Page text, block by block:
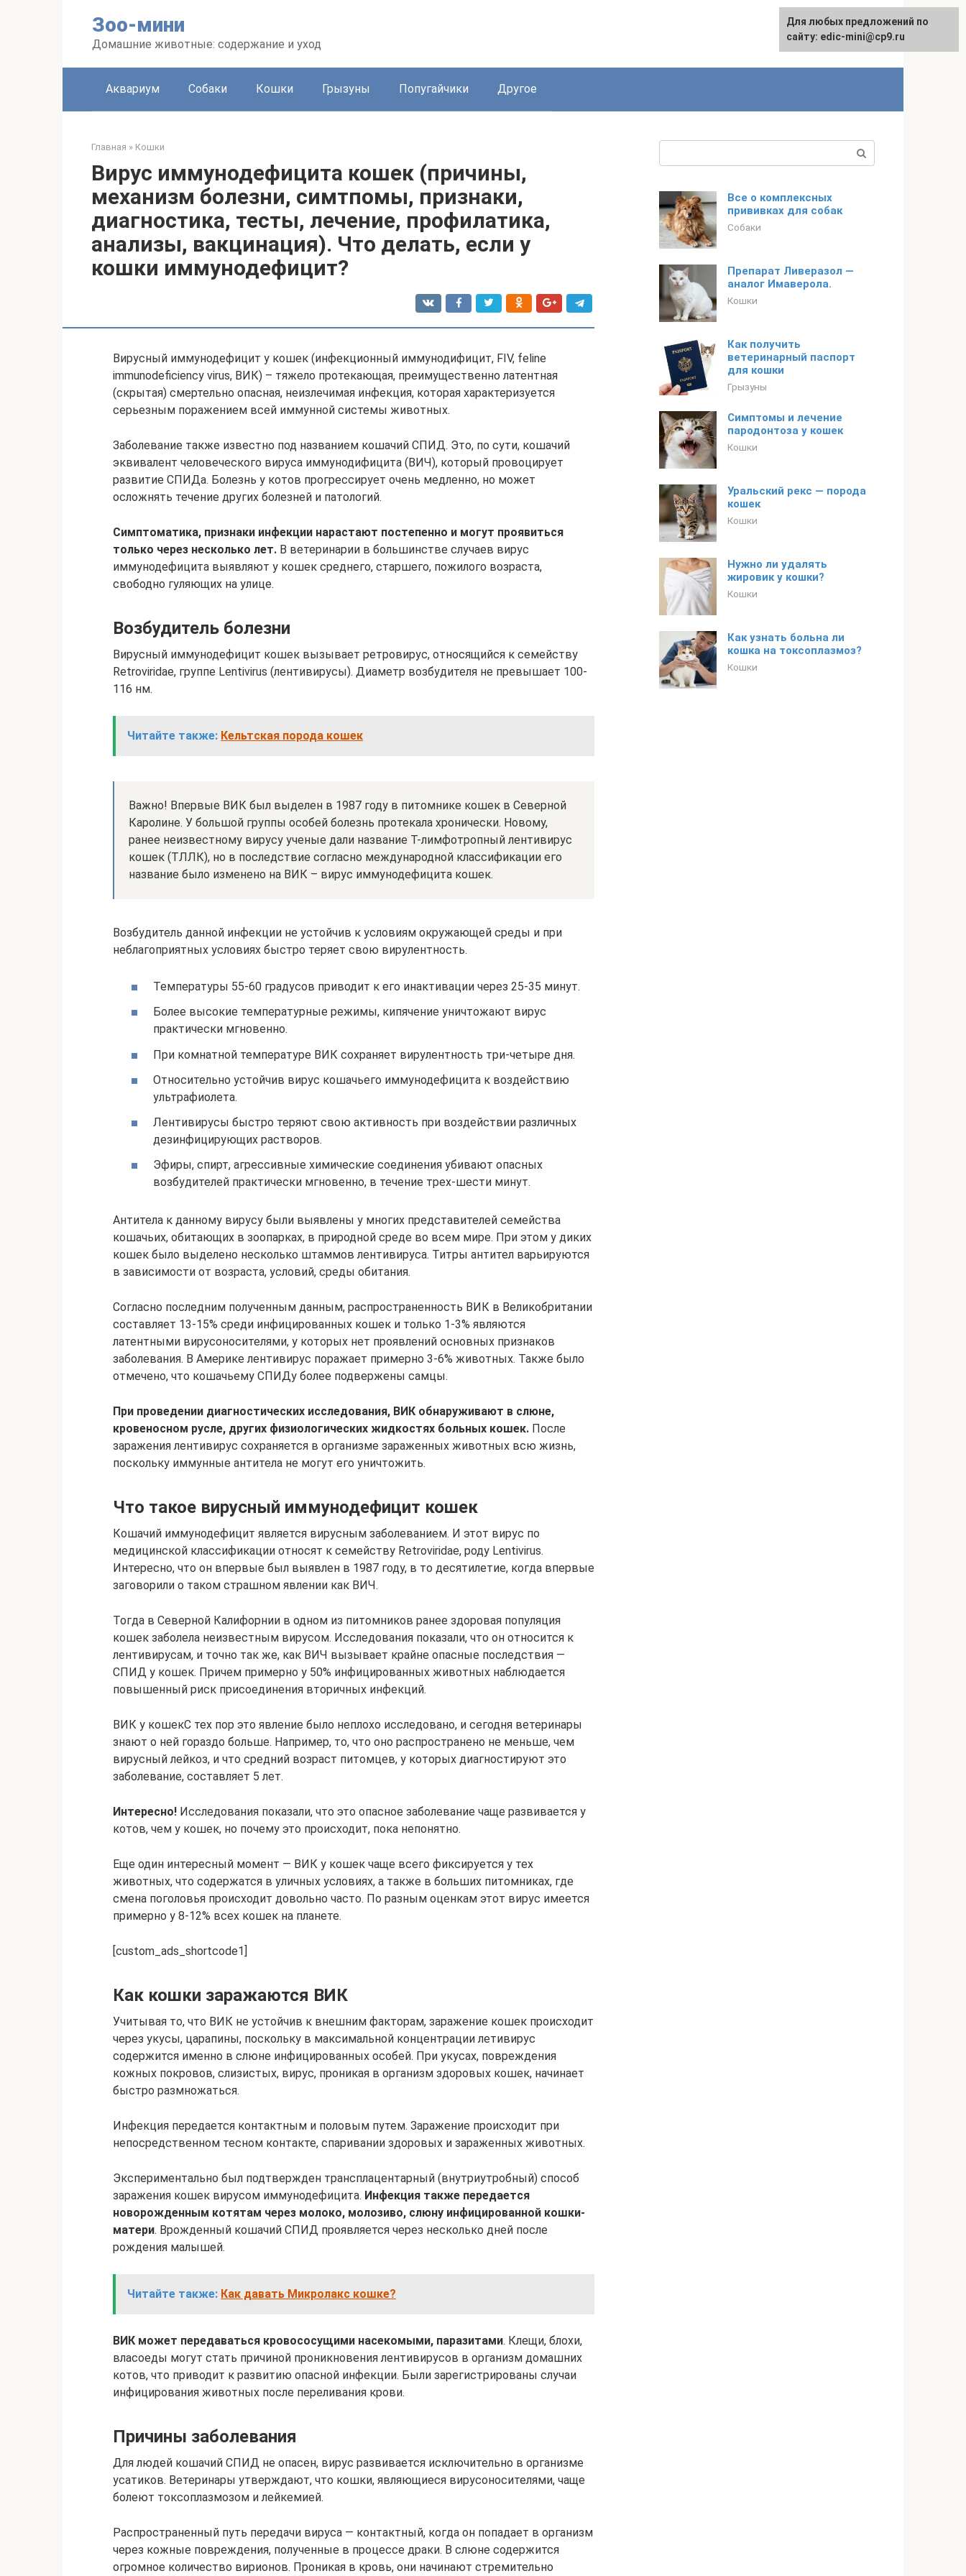
Зоо-мини
Домашние животные: содержание и уход
Аквариум Собаки Кошки Грызуны Попугайчики Другое
Главная » Кошки
Вирус иммунодефицита кошек (причины,
механизм болезни, симтпомы, признаки,
диагностика, тесты, лечение, профилатика,
анализы, вакцинация). Что делать, если у
кошки иммунодефицит?
Вирусный иммунодефицит у кошек (инфекционный иммунодифицит, FIV, feline
immunodeficiency virus, ВИК) – тяжело протекающая, преимущественно латентная
(скрытая) смертельно опасная, неизлечимая инфекция, которая характеризуется
серьезным поражением всей иммунной системы животных.
Заболевание также известно под названием кошачий СПИД. Это, по сути, кошачий
эквивалент человеческого вируса иммунодифицита (ВИЧ), который провоцирует
развитие СПИДа. Болезнь у котов прогрессирует очень медленно, но может
осложнять течение других болезней и патологий.
Симптоматика, признаки инфекции нарастают постепенно и могут проявиться
только через несколько лет. В ветеринарии в большинстве случаев вирус
иммунодефицита выявляют у кошек среднего, старшего, пожилого возраста,
свободно гуляющих на улице.
Возбудитель болезни
Вирусный иммунодефицит кошек вызывает ретровирус, относящийся к семейству
Retroviridae, группе Lentivirus (лентивирусы). Диаметр возбудителя не превышает 100-
116 нм.
Читайте также: Кельтская порода кошек
Важно! Впервые ВИК был выделен в 1987 году в питомнике кошек в Северной
Каролине. У большой группы особей болезнь протекала хронически. Новому,
ранее неизвестному вирусу ученые дали название Т-лимфотропный лентивирус
кошек (ТЛЛК), но в последствие согласно международной классификации его
название было изменено на ВИК – вирус иммунодефицита кошек.
Возбудитель данной инфекции не устойчив к условиям окружающей среды и при
неблагоприятных условиях быстро теряет свою вирулентность.
Температуры 55-60 градусов приводит к его инактивации через 25-35 минут.
Более высокие температурные режимы, кипячение уничтожают вирус
практически мгновенно.
При комнатной температуре ВИК сохраняет вирулентность три-четыре дня.
Относительно устойчив вирус кошачьего иммунодефицита к воздействию
ультрафиолета.
Лентивирусы быстро теряют свою активность при воздействии различных
дезинфицирующих растворов.
Эфиры, спирт, агрессивные химические соединения убивают опасных
возбудителей практически мгновенно, в течение трех-шести минут.
Антитела к данному вирусу были выявлены у многих представителей семейства
кошачьих, обитающих в зоопарках, в природной среде во всем мире. При этом у диких
кошек было выделено несколько штаммов лентивируса. Титры антител варьируются
в зависимости от возраста, условий, среды обитания.
Согласно последним полученным данным, распространенность ВИК в Великобритании
составляет 13-15% среди инфицированных кошек и только 1-3% являются
латентными вирусоносителями, у которых нет проявлений основных признаков
заболевания. В Америке лентивирус поражает примерно 3-6% животных. Также было
отмечено, что кошачьему СПИДу более подвержены самцы.
При проведении диагностических исследования, ВИК обнаруживают в слюне,
кровеносном русле, других физиологических жидкостях больных кошек. После
заражения лентивирус сохраняется в организме зараженных животных всю жизнь,
поскольку иммунные антитела не могут его уничтожить.
Что такое вирусный иммунодефицит кошек
Кошачий иммунодефицит является вирусным заболеванием. И этот вирус по
медицинской классификации относят к семейству Retroviridae, роду Lentivirus.
Интересно, что он впервые был выявлен в 1987 году, в то десятилетие, когда впервые
заговорили о таком страшном явлении как ВИЧ.
Тогда в Северной Калифорнии в одном из питомников ранее здоровая популяция
кошек заболела неизвестным вирусом. Исследования показали, что он относится к
лентивирусам, и точно так же, как ВИЧ вызывает крайне опасные последствия —
СПИД у кошек. Причем примерно у 50% инфицированных животных наблюдается
повышенный риск присоединения вторичных инфекций.
ВИК у кошекС тех пор это явление было неплохо исследовано, и сегодня ветеринары
знают о ней гораздо больше. Например, то, что оно распространено не меньше, чем
вирусный лейкоз, и что средний возраст питомцев, у которых диагностируют это
заболевание, составляет 5 лет.
Интересно! Исследования показали, что это опасное заболевание чаще развивается у
котов, чем у кошек, но почему это происходит, пока непонятно.
Еще один интересный момент — ВИК у кошек чаще всего фиксируется у тех
животных, что содержатся в уличных условиях, а также в больших питомниках, где
смена поголовья происходит довольно часто. По разным оценкам этот вирус имеется
примерно у 8-12% всех кошек на планете.
[custom_ads_shortcode1]
Как кошки заражаются ВИК
Учитывая то, что ВИК не устойчив к внешним факторам, заражение кошек происходит
через укусы, царапины, поскольку в максимальной концентрации летивирус
содержится именно в слюне инфицированных особей. При укусах, повреждения
кожных покровов, слизистых, вирус, проникая в организм здоровых кошек, начинает
быстро размножаться.
Инфекция передается контактным и половым путем. Заражение происходит при
непосредственном тесном контакте, спаривании здоровых и зараженных животных.
Экспериментально был подтвержден трансплацентарный (внутриутробный) способ
заражения кошек вирусом иммунодефицита. Инфекция также передается
новорожденным котятам через молоко, молозиво, слюну инфицированной кошки-
матери. Врожденный кошачий СПИД проявляется через несколько дней после
рождения малышей.
Читайте также: Как давать Микролакс кошке?
ВИК может передаваться кровососущими насекомыми, паразитами. Клещи, блохи,
власоеды могут стать причиной проникновения лентивирусов в организм домашних
котов, что приводит к развитию опасной инфекции. Были зарегистрированы случаи
инфицирования животных после переливания крови.
Причины заболевания
Для людей кошачий СПИД не опасен, вирус развивается исключительно в организме
усатиков. Ветеринары утверждают, что кошки, являющиеся вирусоносителями, чаще
болеют токсоплазмозом и лейкемией.
Распространенный путь передачи вируса — контактный, когда он попадает в организм
через кожные повреждения, полученные в процессе драки. В слюне содержится
огромное количество вирионов. Проникая в кровь, они начинают стремительно
Все о комплексных
прививках для собак
Собаки
Препарат Ливеразол —
аналог Имаверола.
Кошки
Как получить
ветеринарный паспорт
для кошки
Грызуны
Симптомы и лечение
пародонтоза у кошек
Кошки
Уральский рекс — порода
кошек
Кошки
Нужно ли удалять
жировик у кошки?
Кошки
Как узнать больна ли
кошка на токсоплазмоз?
Кошки
Для любых предложений по
сайту: edic-mini@cp9.ru